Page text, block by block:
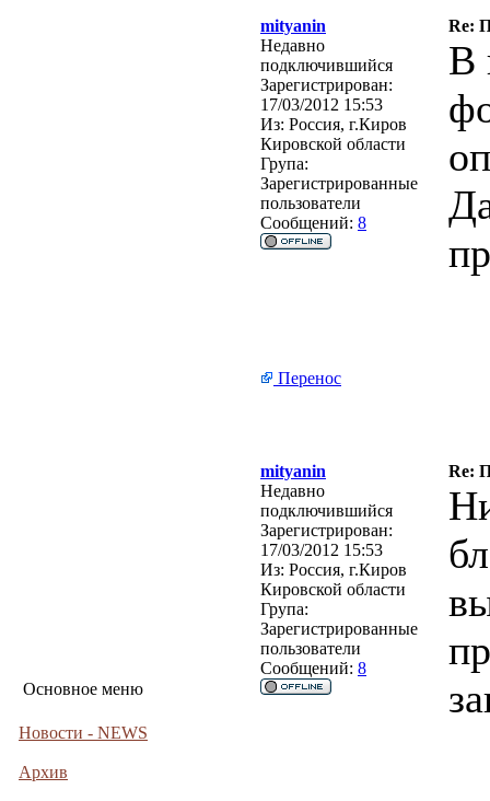
Основное меню
Новости - NEWS
Архив
mityanin
Re:
Недавно
подключившийся
Зарегистрирован:
17/03/2012 15:53
Из: Россия, г.Киров
Кировской области
Група:
Зарегистрированные
пользователи
Сообщений: 8
В
Перенос
mityanin
Re:
Недавно
подключившийся
Зарегистрирован:
17/03/2012 15:53
Из: Россия, г.Киров
Кировской области
Група:
Зарегистрированные
пользователи
Сообщений: 8